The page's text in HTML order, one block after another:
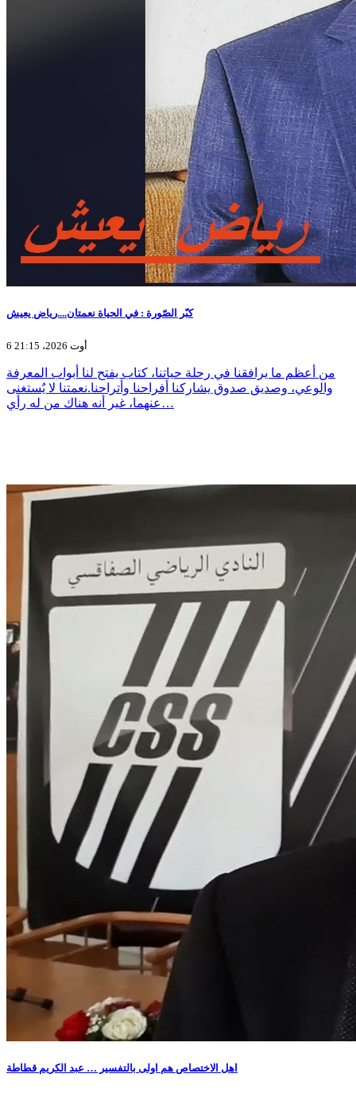
كبّر الصّورة : في الحياة نعمتان....رياض يعيش
6 أوت 2026، 21:15
من أعظم ما يرافقنا في رحلة حياتنا، كتاب يفتح لنا أبواب المعرفة
والوعي، وصديق صدوق يشاركنا أفراحنا وأتراحنا.نعمتنا لا يٌستغنى
عنهما، غير أنه هناك من له رأي…
اهل الاختصاص هم اولى بالتفسير … عبد الكريم قطاطة